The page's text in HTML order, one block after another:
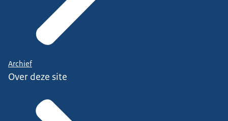
Archief
Over deze site